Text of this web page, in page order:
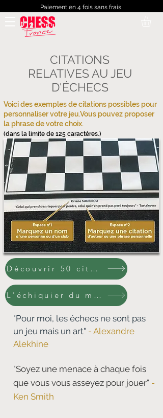
Paiement en 4 fois sans frais
CITATIONS
RELATIVES AU JEU
D'ÉCHECS
Voici des exemples de citations possibles pour
personnaliser votre jeu.Vous pouvez proposer
la phrase de votre choix.
(dans la limite de 125 caractères.)
Découvrir 50 citations
L'échiquier du moment
"Pour moi, les échecs ne sont pas
un jeu mais un art" - Alexandre
Alekhine
"Soyez une menace à chaque fois
que vous vous asseyez pour jouer" -
Ken Smith